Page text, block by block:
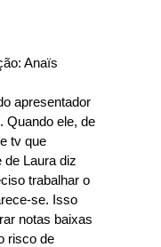
Anaïs
apresentador
Quando ele, de
tv que
de Laura diz
trabalhar o
se. Isso
notas baixas
risco de